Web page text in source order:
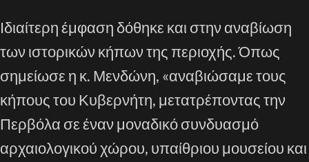
Ιδιαίτερη έμφαση δόθηκε και στην αναβίωση
των ιστορικών κήπων της περιοχής. Όπως
σημείωσε η κ. Μενδώνη, «αναβιώσαμε τους
κήπους του Κυβερνήτη, μετατρέποντας την
Περβόλα σε έναν μοναδικό συνδυασμό
αρχαιολογικού χώρου, υπαίθριου μουσείου και